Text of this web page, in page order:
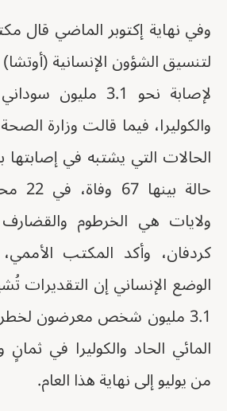
وفي نهاية إكتوبر الماضي قال
لتنسيق الشؤون الإنسانية
لإصابة نحو 3.1
والكوليرا، فيما قالت وزارة
ولايات هي الخرطوم
كردفان، وأكد المكتب
الوضع الإنساني إن التقديرات
3.1 مليون شخص معرضون لخطر
المائي الحاد والكوليرا في
من يوليو إلى نهاية هذا العام.